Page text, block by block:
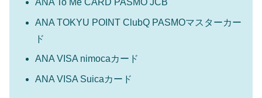
ANA To Me CARD PASMO JCB
ANA TOKYU POINT ClubQ PASMOマスターカー
ド
ANA VISA nimocaカード
ANA VISA Suicaカード